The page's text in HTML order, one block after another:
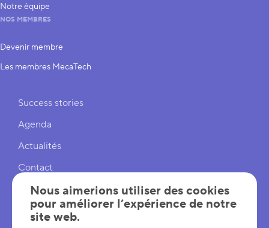
Notre équipe
NOS MEMBRES
Devenir membre
Les membres MecaTech
Liens rapides
Success stories
Agenda
Actualités
Contact
Cookies
Réglages cookies
Nous aimerions utiliser des cookies
pour améliorer l’expérience de notre
site web.